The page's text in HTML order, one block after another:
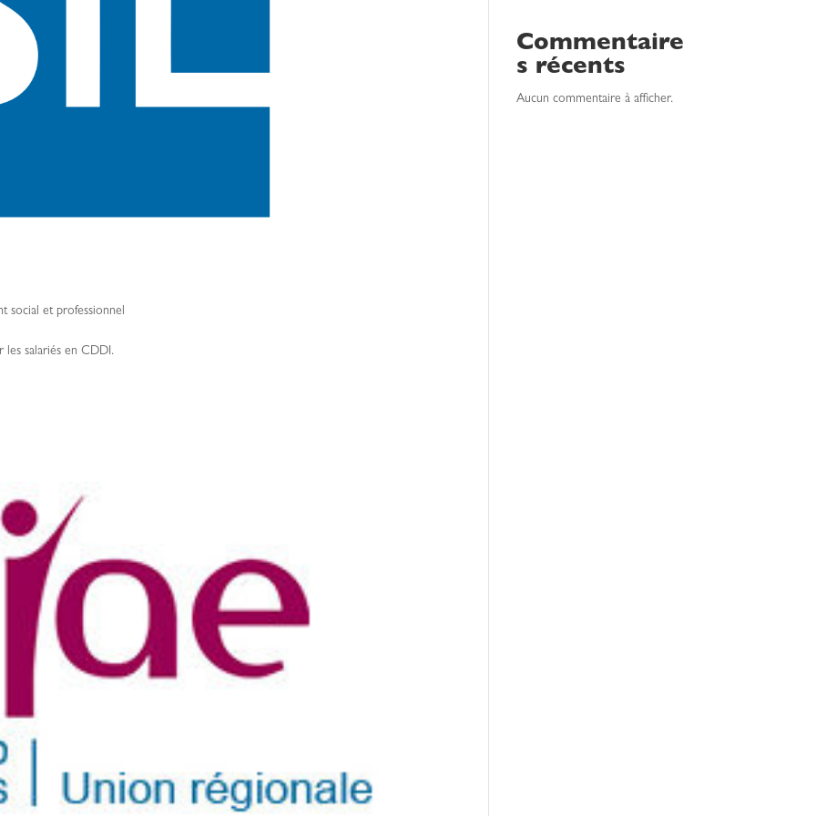
social et professionnel
les salariés en CDDI.
Commentaire
s récents
Aucun commentaire à afficher.